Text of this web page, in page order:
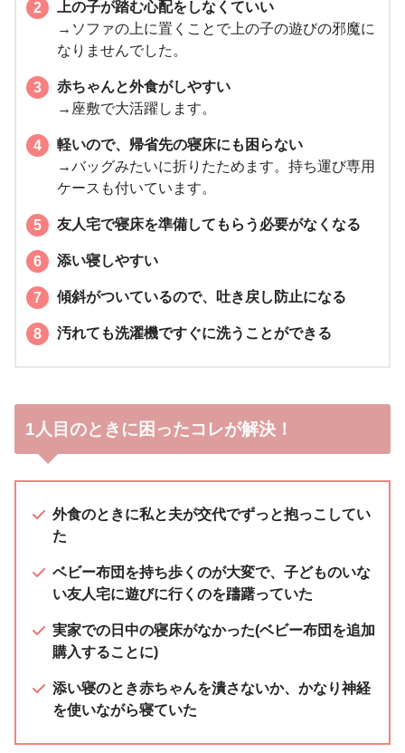
上の子が踏む心配をしなくていい
→ソファの上に置くことで上の子の遊びの邪魔に
なりませんでした。
赤ちゃんと外食がしやすい
→座敷で大活躍します。
軽いので、帰省先の寝床にも困らない
→バッグみたいに折りたためます。持ち運び専用
ケースも付いています。
友人宅で寝床を準備してもらう必要がなくなる
添い寝しやすい
傾斜がついているので、吐き戻し防止になる
汚れても洗濯機ですぐに洗うことができる
1人目のときに困ったコレが解決！
外食のときに私と夫が交代でずっと抱っこしてい
た
ベビー布団を持ち歩くのが大変で、子どものいな
い友人宅に遊びに行くのを躊躇っていた
実家での日中の寝床がなかった(ベビー布団を追加
購入することに)
添い寝のとき赤ちゃんを潰さないか、かなり神経
を使いながら寝ていた